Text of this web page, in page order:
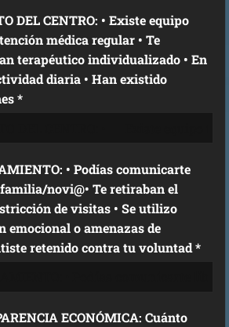
DEL CENTRO: • Existe equipo
médica regular • Te
terapéutico individualizado • En
diaria • Han existido
*
• Podías comunicarte
novi@• Te retiraban el
de visitas • Se utilizo
emocional o amenazas de
retenido contra tu voluntad *
ECONÓMICA: Cuánto